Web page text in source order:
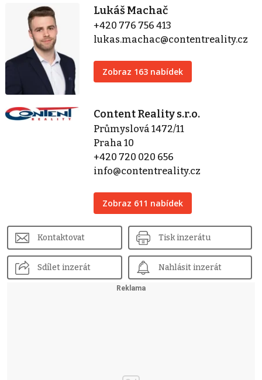
Lukáš Machač
+420 776 756 413
lukas.machac@contentreality.cz
Zobraz 163 nabídek
Content Reality s.r.o.
Průmyslová 1472/11
Praha 10
+420 720 020 656
info@contentreality.cz
Zobraz 611 nabídek
Kontaktovat Tisk inzerátu
Sdílet inzerát Nahlásit inzerát